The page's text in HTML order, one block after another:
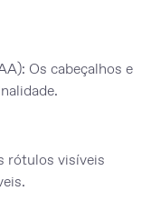
Os cabeçalhos e
rótulos visíveis